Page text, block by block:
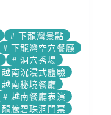
# 下龍灣景點
# 下龍灣空穴餐廳
# 洞穴秀場
越南沉浸式體驗
越南秘境餐廳
# 越南餐廳表演
龍騰碧珠洞門票